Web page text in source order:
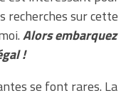
recherches sur cette
Alors embarquez
!
se font rares. La